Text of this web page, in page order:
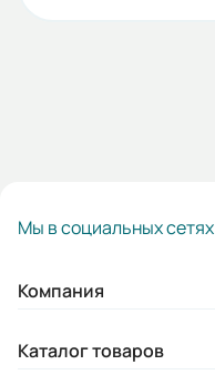
Мы в социальных сетях
Компания
Каталог товаров